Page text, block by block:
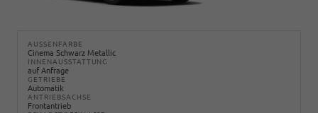
AUSSENFARBE
Cinema Schwarz Metallic
INNENAUSSTATTUNG
auf Anfrage
GETRIEBE
Automatik
ANTRIEBSACHSE
Frontantrieb